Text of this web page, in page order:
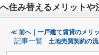
住み替えるメリットや
≪ 前へ｜一戸建て賃貸のメリ
記事一覧 土地売買契約の